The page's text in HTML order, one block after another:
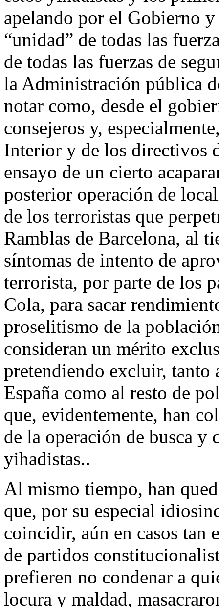
apelando por el Gobierno
“unidad” de todas las
de todas las fuerzas de
la Administración pública
notar como, desde el
consejeros y,
Interior y de los directivos
ensayo de un cierto
posterior operación de
de los terroristas que
Ramblas de Barcelona, al
síntomas de intento de
terrorista, por parte de los
Cola, para sacar
proselitismo de la
consideran un mérito
pretendiendo excluir, tanto
España como al resto de
que, evidentemente, han
de la operación de busca y
yihadistas..
Al mismo tiempo, han
que, por su especial
coincidir, aún en casos tan
de partidos
prefieren no condenar a
locura y maldad,